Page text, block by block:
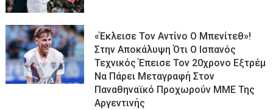
«Έκλεισε Τον Αντίνο Ο Μπενίτεθ»!
Στην Αποκάλυψη Ότι Ο Ισπανός
Τεχνικός Έπεισε Τον 20χρονο Εξτρέμ
Να Πάρει Μεταγραφή Στον
Παναθηναϊκό Προχωρούν ΜΜΕ Της
Αργεντινής